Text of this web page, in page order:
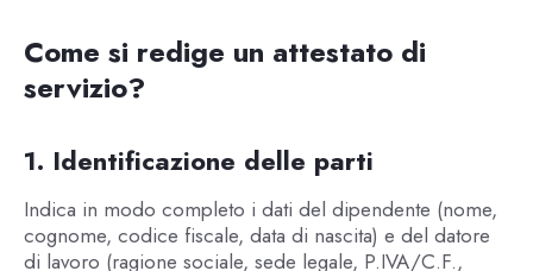
Come si redige un attestato di
servizio?
1. Identificazione delle parti
Indica in modo completo i dati del dipendente (nome,
cognome, codice fiscale, data di nascita) e del datore
di lavoro (ragione sociale, sede legale, P.IVA/C.F.,